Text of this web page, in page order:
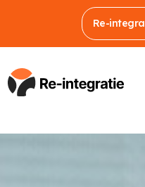
Re-